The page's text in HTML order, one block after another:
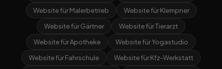
Website für Malerbetrieb
Website für Klempner
Website für Gärtner
Website für Tierarzt
Website für Apotheke
Website für Yogastudio
Website für Fahrschule
Website für Kfz-Werkstatt